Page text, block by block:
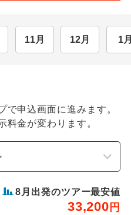
11月 12月 1
で申込画面に進みます。
料金が変わります。
8 月出発のツアー最安値
33,200 円